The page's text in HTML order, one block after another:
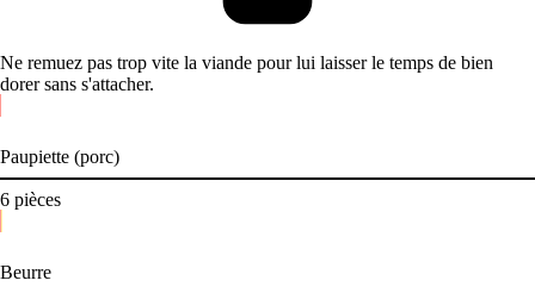
Ne remuez pas trop vite la viande pour lui laisser le temps de bien
dorer sans s'attacher.
Paupiette (porc)
6 pièces
Beurre